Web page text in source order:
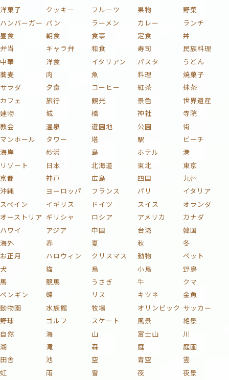
洋菓子
クッキー フルーツ 果物
野菜
ハンバーガー パン ラーメン カレー
ランチ
昼食
朝食 食事 定食
丼
弁当
キャラ弁 和食 寿司
民族料理
中華
洋食 イタリアン パスタ
うどん
蕎麦
肉 魚 料理
焼菓子
サラダ
夕食 コーヒー 紅茶
抹茶
カフェ
旅行 観光 景色
世界遺産
建物
城 橋 神社
寺院
教会
温泉 遊園地 公園
街
マンホール
タワー 塔 駅
ビーチ
海岸
砂浜 島 ホテル
港
リゾート
日本 北海道 東北
東京
京都
神戸 広島 四国
九州
沖縄
ヨーロッパ フランス パリ
イタリア
スペイン
イギリス ドイツ スイス
オランダ
オーストリア ギリシャ ロシア アメリカ
カナダ
ハワイ
アジア 中国 台湾
韓国
海外
春 夏 秋
冬
お正月
ハロウィン クリスマス 動物
ペット
犬
猫 鳥 小鳥
野鳥
馬
競馬 うさぎ 牛
クマ
ペンギン
蝶 リス キツネ
金魚
動物園
水族館 牧場 オリンピック サッカー
野球
ゴルフ スケート 風景
絶景
自然
海 山 富士山
川
湖
滝 森 庭
庭園
田舎
池 空 青空
雲
虹
雨 雪 夜
夜景